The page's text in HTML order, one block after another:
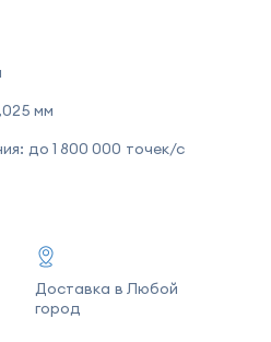
мм
до 1 800 000 точек/с
Доставка в Любой
город